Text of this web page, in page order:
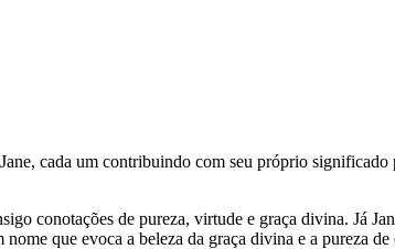
cada um contribuindo com seu próprio
conotações de pureza, virtude e graça divina. Já
que evoca a beleza da graça divina e a pureza de